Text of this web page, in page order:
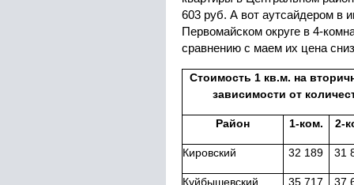
603 руб. А вот аутсайдером в
Первомайском округе в 4-
сравнению с маем их цена
Стоимость 1 кв.м. на
зависимостиот
Район 1-ком. 2-
Кировский 32 189 31
Куйбышевский 35 717 37